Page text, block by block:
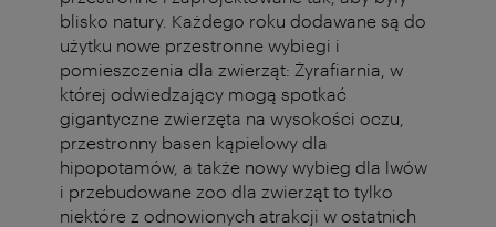
blisko natury. Każdego roku dodawane są do
użytku nowe przestronne wybiegi i
pomieszczenia dla zwierząt: Żyrafiarnia, w
której odwiedzający mogą spotkać
gigantyczne zwierzęta na wysokości oczu,
przestronny basen kąpielowy dla
hipopotamów, a także nowy wybieg dla lwów
i przebudowane zoo dla zwierząt to tylko
niektóre z odnowionych atrakcji w ostatnich